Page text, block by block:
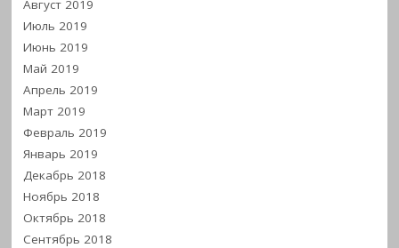
Август 2019
Июль 2019
Июнь 2019
Май 2019
Апрель 2019
Март 2019
Февраль 2019
Январь 2019
Декабрь 2018
Ноябрь 2018
Октябрь 2018
Сентябрь 2018